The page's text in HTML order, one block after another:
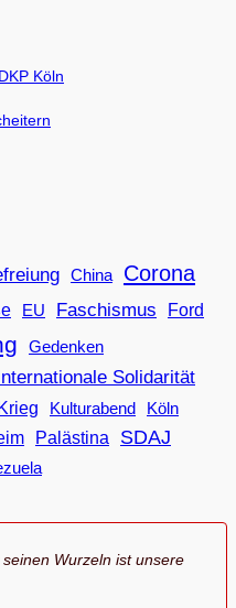
Köln
China Corona
EU Faschismus
Ford
Gedenken
Solidarität
Krieg Kulturabend
Köln
Palästina
SDAJ
Wurzeln ist unsere